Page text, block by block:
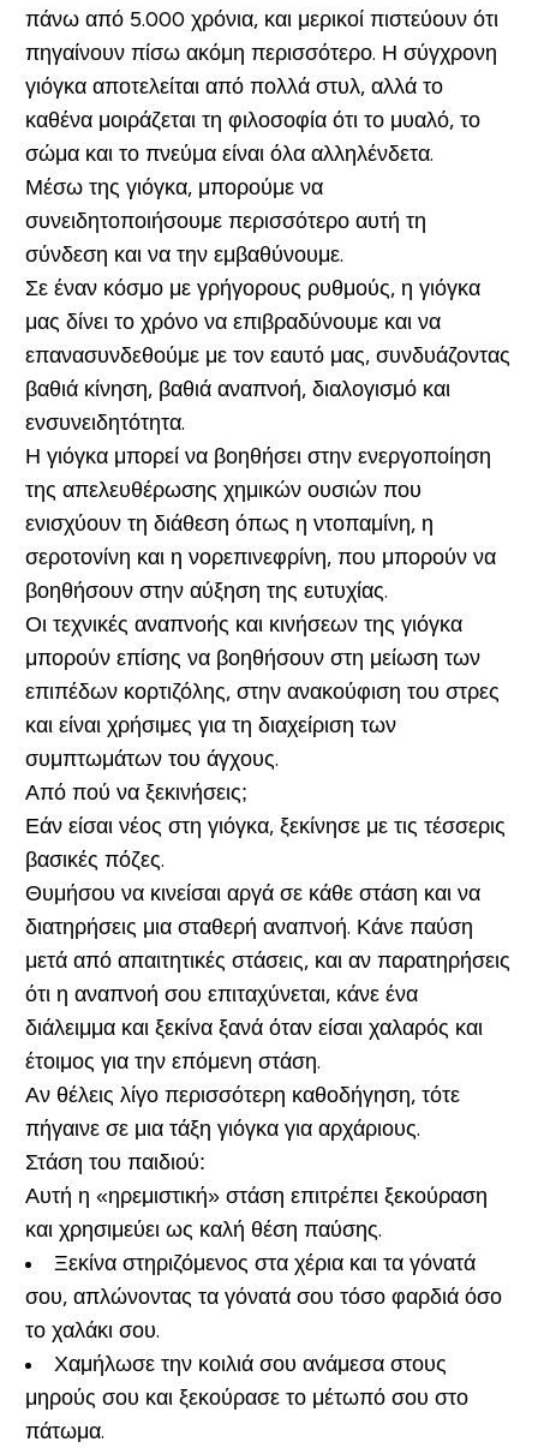
πάνω από 5.000 χρόνια, και μερικοί πιστεύουν ότι
πηγαίνουν πίσω ακόμη περισσότερο. Η σύγχρονη
γιόγκα αποτελείται από πολλά στυλ, αλλά το
καθένα μοιράζεται τη φιλοσοφία ότι το μυαλό, το
σώμα και το πνεύμα είναι όλα αλληλένδετα.
Μέσω της γιόγκα, μπορούμε να
συνειδητοποιήσουμε περισσότερο αυτή τη
σύνδεση και να την εμβαθύνουμε.
Σε έναν κόσμο με γρήγορους ρυθμούς, η γιόγκα
μας δίνει το χρόνο να επιβραδύνουμε και να
επανασυνδεθούμε με τον εαυτό μας, συνδυάζοντας
βαθιά κίνηση, βαθιά αναπνοή, διαλογισμό και
ενσυνειδητότητα.
Η γιόγκα μπορεί να βοηθήσει στην ενεργοποίηση
της απελευθέρωσης χημικών ουσιών που
ενισχύουν τη διάθεση όπως η ντοπαμίνη, η
σεροτονίνη και η νορεπινεφρίνη, που μπορούν να
βοηθήσουν στην αύξηση της ευτυχίας.
Οι τεχνικές αναπνοής και κινήσεων της γιόγκα
μπορούν επίσης να βοηθήσουν στη μείωση των
επιπέδων κορτιζόλης, στην ανακούφιση του στρες
και είναι χρήσιμες για τη διαχείριση των
συμπτωμάτων του άγχους.
Από πού να ξεκινήσεις;
Εάν είσαι νέος στη γιόγκα, ξεκίνησε με τις τέσσερις
βασικές πόζες.
Θυμήσου να κινείσαι αργά σε κάθε στάση και να
διατηρήσεις μια σταθερή αναπνοή. Κάνε παύση
μετά από απαιτητικές στάσεις, και αν παρατηρήσεις
ότι η αναπνοή σου επιταχύνεται, κάνε ένα
διάλειμμα και ξεκίνα ξανά όταν είσαι χαλαρός και
έτοιμος για την επόμενη στάση.
Αν θέλεις λίγο περισσότερη καθοδήγηση, τότε
πήγαινε σε μια τάξη γιόγκα για αρχάριους.
Στάση του παιδιού:
Αυτή η «ηρεμιστική» στάση επιτρέπει ξεκούραση
και χρησιμεύει ως καλή θέση παύσης.
Ξεκίνα στηριζόμενος στα χέρια και τα γόνατά
σου, απλώνοντας τα γόνατά σου τόσο φαρδιά όσο
το χαλάκι σου.
Χαμήλωσε την κοιλιά σου ανάμεσα στους
μηρούς σου και ξεκούρασε το μέτωπό σου στο
πάτωμα.